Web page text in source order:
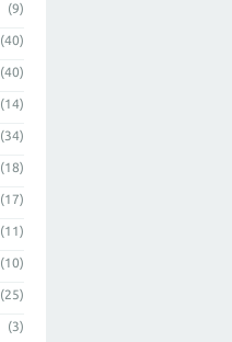
(9)
(40)
(40)
(14)
(34)
(18)
(17)
(11)
(10)
(25)
(3)